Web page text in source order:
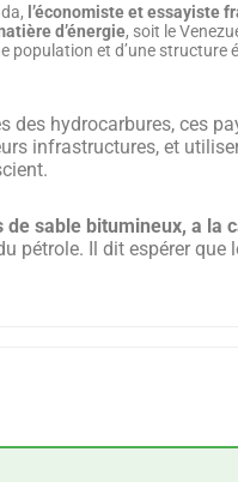
l’économiste et essayiste
d’énergie, soit le
population et d’une
des hydrocarbures, ces
infrastructures, et
sable bitumineux, a la
pétrole. Il dit espérer que